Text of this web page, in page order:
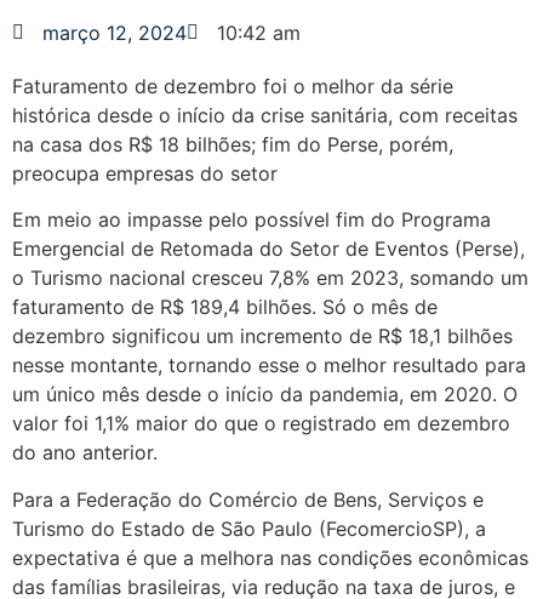
março 12, 2024 10:42 am
Faturamento de dezembro foi o melhor da série
histórica desde o início da crise sanitária, com receitas
na casa dos R$ 18 bilhões; fim do Perse, porém,
preocupa empresas do setor
Em meio ao impasse pelo possível fim do Programa
Emergencial de Retomada do Setor de Eventos (Perse),
o Turismo nacional cresceu 7,8% em 2023, somando um
faturamento de R$ 189,4 bilhões. Só o mês de
dezembro significou um incremento de R$ 18,1 bilhões
nesse montante, tornando esse o melhor resultado para
um único mês desde o início da pandemia, em 2020. O
valor foi 1,1% maior do que o registrado em dezembro
do ano anterior.
Para a Federação do Comércio de Bens, Serviços e
Turismo do Estado de São Paulo (FecomercioSP), a
expectativa é que a melhora nas condições econômicas
das famílias brasileiras, via redução na taxa de juros, e